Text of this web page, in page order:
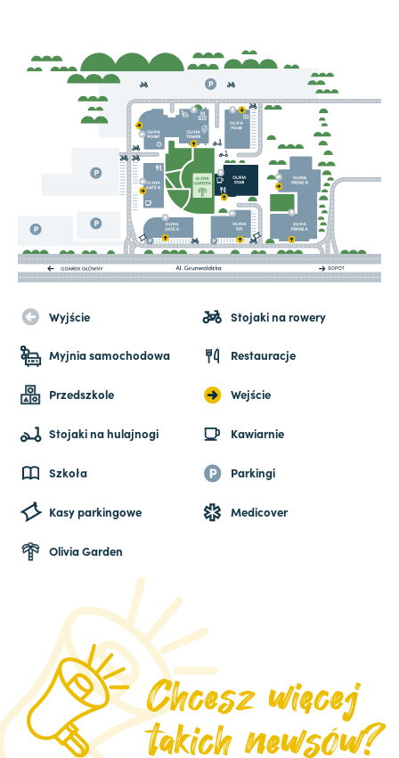
Wyjście Stojaki na rowery
Myjnia samochodowa Restauracje
Przedszkole Wejście
Stojaki na hulajnogi Kawiarnie
Szkoła Parkingi
Kasy parkingowe Medicover
Olivia Garden